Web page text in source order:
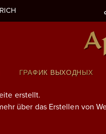
ГРАФИК ВЫХОДНЫХ
erstellt.
über das Erstellen von